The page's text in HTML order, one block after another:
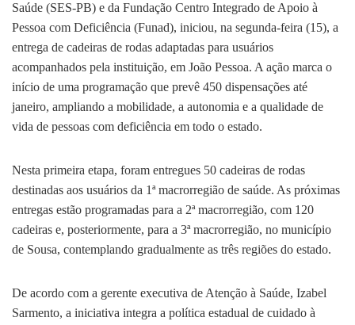
Saúde (SES-PB) e da Fundação Centro Integrado de Apoio à
Pessoa com Deficiência (Funad), iniciou, na segunda-feira (15), a
entrega de cadeiras de rodas adaptadas para usuários
acompanhados pela instituição, em João Pessoa. A ação marca o
início de uma programação que prevê 450 dispensações até
janeiro, ampliando a mobilidade, a autonomia e a qualidade de
vida de pessoas com deficiência em todo o estado.
Nesta primeira etapa, foram entregues 50 cadeiras de rodas
destinadas aos usuários da 1ª macrorregião de saúde. As próximas
entregas estão programadas para a 2ª macrorregião, com 120
cadeiras e, posteriormente, para a 3ª macrorregião, no município
de Sousa, contemplando gradualmente as três regiões do estado.
De acordo com a gerente executiva de Atenção à Saúde, Izabel
Sarmento, a iniciativa integra a política estadual de cuidado à